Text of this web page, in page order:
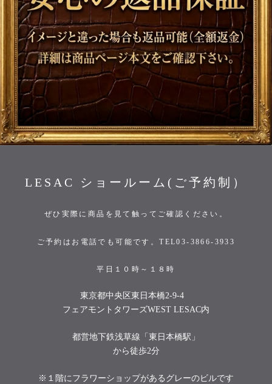
LESAC ショールーム(ご予約制）
ぜひ実際に商品を見て触ってご確認ください。
ご予約はお電話でも可能です。TEL03-3866-3933
平日１０時～１８時
東京都中央区東日本橋2-9-4
フェアモントタワーズWEST LESAC内
都営地下鉄浅草線「東日本橋駅」
から徒歩2分
※１階にフラワーショップがあるグレーのビルです